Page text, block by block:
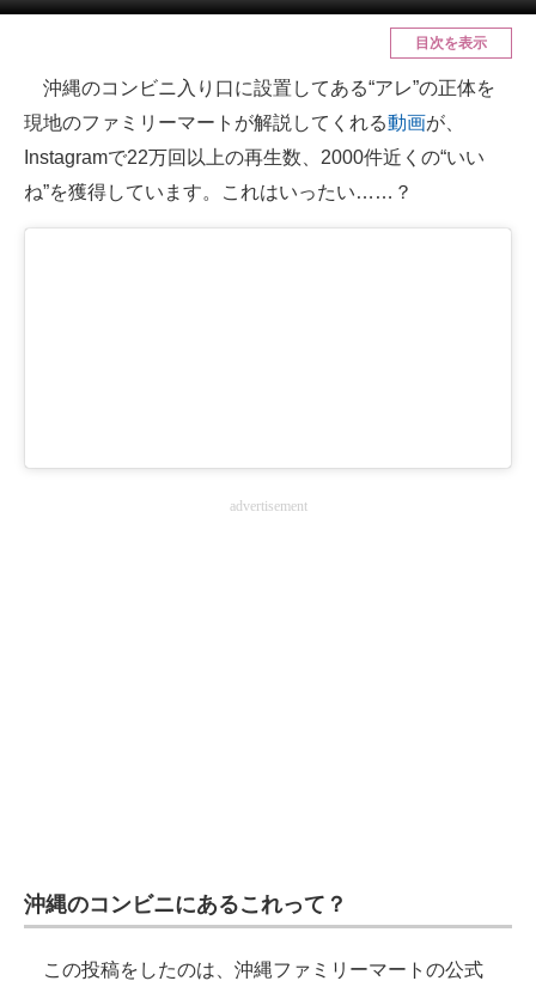
メディア
ITの今と未来を見通す
スマホと通信の最新トレンド
進化するPCとデバイスの未来
マーケ×ITの今がよく分かる
エネルギーの専門メディア
建設×テクノロジーの最前線
目次を表示
沖縄のコンビニ入り口に設置してある“アレ”の正体を
現地のファミリーマートが解説してくれる動画が、
Instagramで22万回以上の再生数、2000件近くの“いい
ね”を獲得しています。これはいったい……？
advertisement
沖縄のコンビニにあるこれって？
この投稿をしたのは、沖縄ファミリーマートの公式